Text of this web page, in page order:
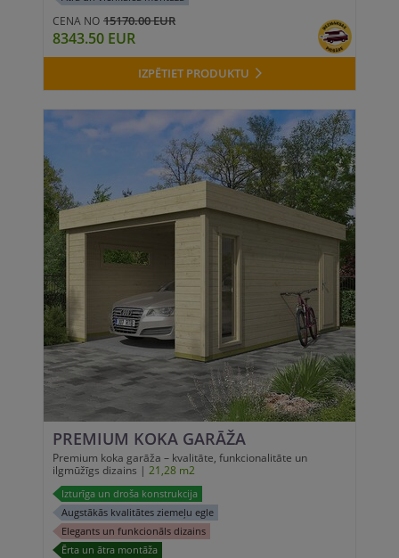
CENA NO 15170.00 EUR
8343.50 EUR
IZPĒTIET PRODUKTU
PREMIUM KOKA GARĀŽA
Premium koka garāža – kvalitāte, funkcionalitāte un
ilgmūžīgs dizains | 21,28 m2
Izturīga un droša konstrukcija
Augstākās kvalitātes ziemeļu egle
Elegants un funkcionāls dizains
Ērta un ātra montāža